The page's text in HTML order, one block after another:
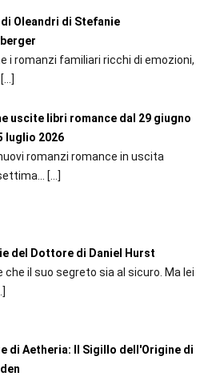
Oleandri di Stefanie
i romanzi familiari ricchi di emozioni,
[…]
uscite libri romance dal 29 giugno
luglio 2026
romanzi romance in uscita
[…]
del Dottore di Daniel Hurst
che il suo segreto sia al sicuro. Ma lei
di Aetheria: Il Sigillo dell'Origine di